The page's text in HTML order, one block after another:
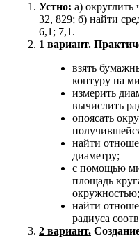
Устно: а)
32, 829; б) найти
6,1; 7,1.
1 вариант.
взять
контуру на
измерить
вычислить
опоясать
найти
диаметру;
с помощью
площадь
окружностью;
найти
радиуса
2 вариант.